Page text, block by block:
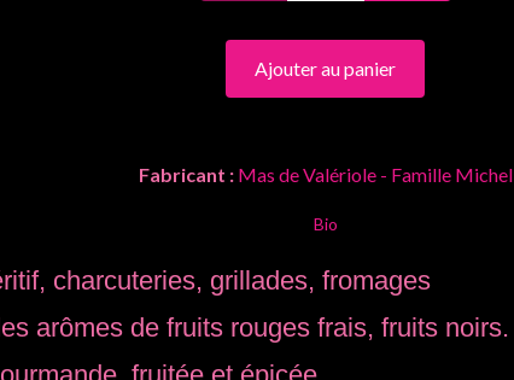
Ajouter au panier
Fabricant : Mas de Valériole - Famille Michel
Bio
charcuteries, grillades, fromages
arômes de fruits rouges frais, fruits noirs.